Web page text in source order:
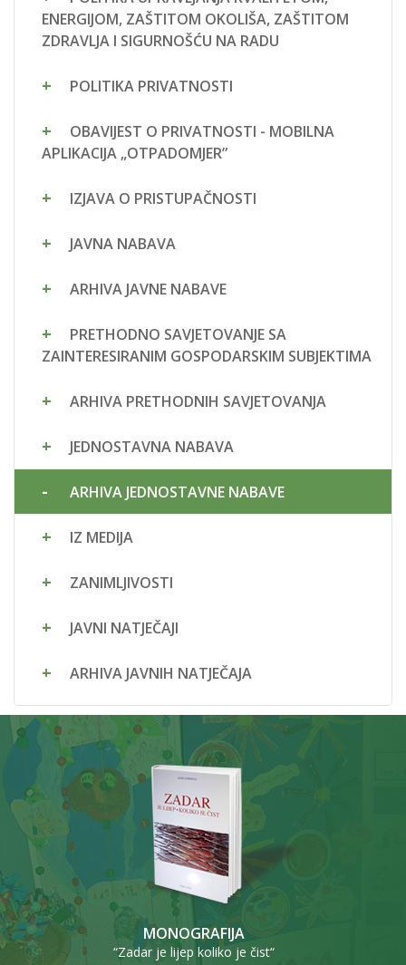
ENERGIJOM, ZAŠTITOM OKOLIŠA, ZAŠTITOM
ZDRAVLJA I SIGURNOŠĆU NA RADU
POLITIKA PRIVATNOSTI
OBAVIJEST O PRIVATNOSTI - MOBILNA
APLIKACIJA „OTPADOMJER”
IZJAVA O PRISTUPAČNOSTI
JAVNA NABAVA
ARHIVA JAVNE NABAVE
PRETHODNO SAVJETOVANJE SA
ZAINTERESIRANIM GOSPODARSKIM SUBJEKTIMA
ARHIVA PRETHODNIH SAVJETOVANJA
JEDNOSTAVNA NABAVA
ARHIVA JEDNOSTAVNE NABAVE
IZ MEDIJA
ZANIMLJIVOSTI
JAVNI NATJEČAJI
ARHIVA JAVNIH NATJEČAJA
MONOGRAFIJA
“Zadar je lijep koliko je čist“